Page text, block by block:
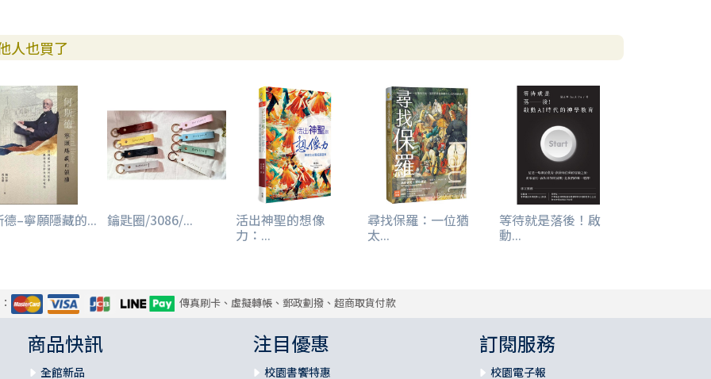
得前書 231
得後書 235
翰貳書 250
翰參書 251
大書 252
人也買了
–寧願隱藏的... 鑰匙圈/3086/... 活出神聖的想像
力：...
尋找保羅：一位猶
太...
等待就是落後！啟
動...
傳真刷卡、虛擬轉帳、郵政劃撥、超商取貨付款
商品快訊
全館新品
注目優惠
校園書饗特惠
訂閱服務
校園電子報